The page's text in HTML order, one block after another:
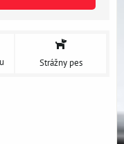
Strážny pes